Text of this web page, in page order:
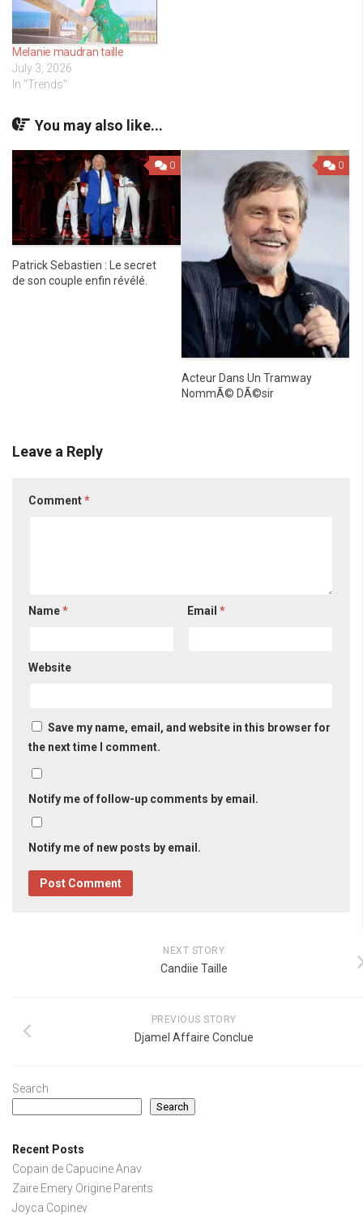
Melanie maudran taille
July 3, 2026
In "Trends"
You may also like...
0
Patrick Sebastien : Le secret
de son couple enfin révélé.
0
Acteur Dans Un Tramway
NommÃ© DÃ©sir
Leave a Reply
Comment*
Name* Email*
Website
Save my name, email, and website in this browser for
the next time I comment.
Notify me of follow-up comments by email.
Notify me of new posts by email.
NEXT STORY
Candiie Taille
PREVIOUS STORY
Djamel Affaire Conclue
Search
Search
Recent Posts
Copain de Capucine Anav
Zaire Emery Origine Parents
Joyca Copinev